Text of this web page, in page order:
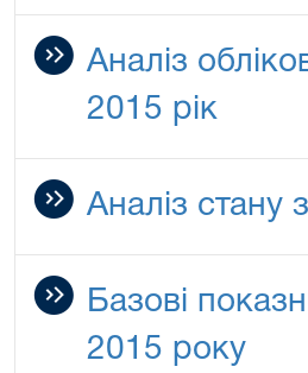
Аналіз
2015 рік
Аналіз стану
Базові
2015 року